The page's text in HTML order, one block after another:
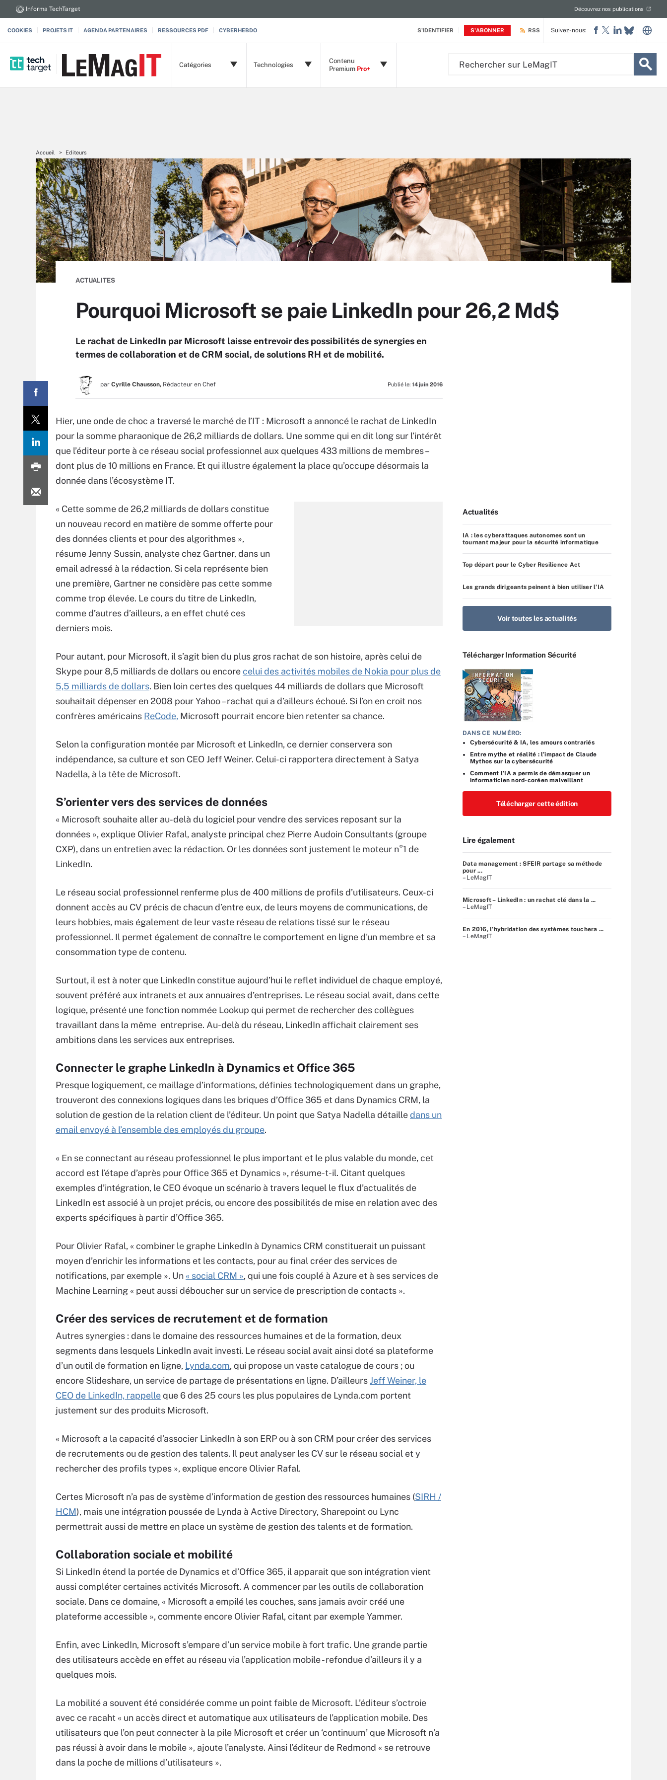
S'IDENTIFIER S'ABONNER
Informa TechTarget Découvrez nos publications
COOKIES PROJETS IT AGENDA PARTENAIRES RESSOURCES PDF CYBERHEBDO RSS
Catégories Technologies
Contenu
Premium Pro+
Suivez-nous:
Accueil Editeurs
ACTUALITES
Pourquoi Microsoft se paie LinkedIn pour 26,2 Md$
Le rachat de LinkedIn par Microsoft laisse entrevoir des possibilités de synergies en
termes de collaboration et de CRM social, de solutions RH et de mobilité.
par Cyrille Chausson, Rédacteur en Chef Publié le: 14 juin 2016
Hier, une onde de choc a traversé le marché de l’IT : Microsoft a annoncé le rachat de LinkedIn
pour la somme pharaonique de 26,2 milliards de dollars. Une somme qui en dit long sur l’intérêt
que l’éditeur porte à ce réseau social professionnel aux quelques 433 millions de membres –
dont plus de 10 millions en France. Et qui illustre également la place qu’occupe désormais la
donnée dans l’écosystème IT.
« Cette somme de 26,2 milliards de dollars constitue
un nouveau record en matière de somme offerte pour
des données clients et pour des algorithmes »,
résume Jenny Sussin, analyste chez Gartner, dans un
email adressé à la rédaction. Si cela représente bien
une première, Gartner ne considère pas cette somme
comme trop élevée. Le cours du titre de LinkedIn,
comme d’autres d’ailleurs, a en effet chuté ces
derniers mois.
Pour autant, pour Microsoft, il s’agit bien du plus gros rachat de son histoire, après celui de
Skype pour 8,5 milliards de dollars ou encorecelui des activités mobiles de Nokia pour plus de
5,5 milliards de dollars. Bien loin certes des quelques 44 milliards de dollars que Microsoft
souhaitait dépenser en 2008 pour Yahoo – rachat qui a d’ailleurs échoué. Si l’on en croit nos
confrères américains ReCode, Microsoft pourrait encore bien retenter sa chance.
Selon la configuration montée par Microsoft et LinkedIn, ce dernier conservera son
indépendance, sa culture et son CEO Jeff Weiner. Celui-ci rapportera directement à Satya
Nadella, à la tête de Microsoft.
S’orienter vers des services de données
« Microsoft souhaite aller au-delà du logiciel pour vendre des services reposant sur la
données », explique Olivier Rafal, analyste principal chez Pierre Audoin Consultants (groupe
CXP), dans un entretien avec la rédaction. Or les données sont justement le moteur n°1 de
LinkedIn.
Le réseau social professionnel renferme plus de 400 millions de profils d’utilisateurs. Ceux-ci
donnent accès au CV précis de chacun d’entre eux, de leurs moyens de communications, de
leurs hobbies, mais également de leur vaste réseau de relations tissé sur le réseau
professionnel. Il permet également de connaître le comportement en ligne d'un membre et sa
consommation type de contenu.
Surtout, il est à noter que LinkedIn constitue aujourd’hui le reflet individuel de chaque employé,
souvent préféré aux intranets et aux annuaires d’entreprises. Le réseau social avait, dans cette
logique, présenté une fonction nommée Lookup qui permet de rechercher des collègues
travaillant dans la même entreprise. Au-delà du réseau, LinkedIn affichait clairement ses
ambitions dans les services aux entreprises.
Connecter le graphe LinkedIn à Dynamics et Office 365
Presque logiquement, ce maillage d’informations, définies technologiquement dans un graphe,
trouveront des connexions logiques dans les briques d’Office 365 et dans Dynamics CRM, la
solution de gestion de la relation client de l’éditeur. Un point que Satya Nadella détailledans un
email envoyé à l’ensemble des employés du groupe.
« En se connectant au réseau professionnel le plus important et le plus valable du monde, cet
accord est l’étape d’après pour Office 365 et Dynamics », résume-t-il. Citant quelques
exemples d’intégration, le CEO évoque un scénario à travers lequel le flux d’actualités de
LinkedIn est associé à un projet précis, ou encore des possibilités de mise en relation avec des
experts spécifiques à partir d’Office 365.
Pour Olivier Rafal, « combiner le graphe LinkedIn à Dynamics CRM constituerait un puissant
moyen d’enrichir les informations et les contacts, pour au final créer des services de
notifications, par exemple ». Un « social CRM », qui une fois couplé à Azure et à ses services de
Machine Learning « peut aussi déboucher sur un service de prescription de contacts ».
Créer des services de recrutement et de formation
Autres synergies : dans le domaine des ressources humaines et de la formation, deux
segments dans lesquels LinkedIn avait investi. Le réseau social avait ainsi doté sa plateforme
d’un outil de formation en ligne, Lynda.com, qui propose un vaste catalogue de cours ; ou
encore Slideshare, un service de partage de présentations en ligne. D’ailleursJeff Weiner, le
CEO de LinkedIn, rappelleque 6 des 25 cours les plus populaires de Lynda.com portent
justement sur des produits Microsoft.
« Microsoft a la capacité d’associer LinkedIn à son ERP ou à son CRM pour créer des services
de recrutements ou de gestion des talents. Il peut analyser les CV sur le réseau social et y
rechercher des profils types », explique encore Olivier Rafal.
Certes Microsoft n’a pas de système d’information de gestion des ressources humaines (SIRH /
HCM), mais une intégration poussée de Lynda à Active Directory, Sharepoint ou Lync
permettrait aussi de mettre en place un système de gestion des talents et de formation.
Collaboration sociale et mobilité
Si LinkedIn étend la portée de Dynamics et d’Office 365, il apparait que son intégration vient
aussi compléter certaines activités Microsoft. A commencer par les outils de collaboration
sociale. Dans ce domaine, « Microsoft a empilé les couches, sans jamais avoir créé une
plateforme accessible », commente encore Olivier Rafal, citant par exemple Yammer.
Enfin, avec LinkedIn, Microsoft s’empare d’un service mobile à fort trafic. Une grande partie
des utilisateurs accède en effet au réseau via l’application mobile - refondue d’ailleurs il y a
quelques mois.
La mobilité a souvent été considérée comme un point faible de Microsoft. L’éditeur s’octroie
avec ce racaht « un accès direct et automatique aux utilisateurs de l’application mobile. Des
utilisateurs que l’on peut connecter à la pile Microsoft et créer un ‘continuum’ que Microsoft n’a
pas réussi à avoir dans le mobile », ajoute l’analyste. Ainsi l’éditeur de Redmond « se retrouve
dans la poche de millions d’utilisateurs ».
Actualités
IA : les cyberattaques autonomes sont un
tournant majeur pour la sécurité informatique
Top départ pour le Cyber Resilience Act
Les grands dirigeants peinent à bien utiliser l’IA
Voir toutes les actualités
Télécharger Information Sécurité
DANS CE NUMÉRO:
Cybersécurité & IA, les amours contrariés
Entre mythe et réalité : l’impact de Claude
Mythos sur la cybersécurité
Comment l’IA a permis de démasquer un
informaticien nord-coréen malveillant
Télécharger cette édition
Lire également
Data management : SFEIR partage sa méthode
pour ...
– LeMagIT
Microsoft – LinkedIn : un rachat clé dans la ...
– LeMagIT
En 2016, l’hybridation des systèmes touchera ...
– LeMagIT